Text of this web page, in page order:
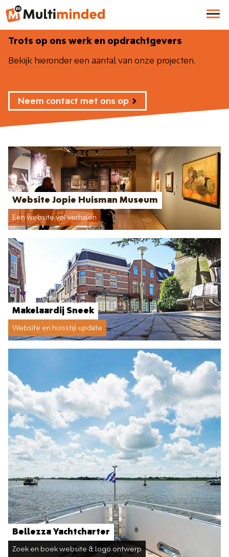
Trots op ons werk en opdrachtgevers
Bekijk hieronder een aantal van onze projecten.
Neem contact met ons op
Website Jopie Huisman Museum
Een website vol verhalen
Makelaardij Sneek
Website en huisstijl update
Bellezza Yachtcharter
Zoek en boek website & logo ontwerp